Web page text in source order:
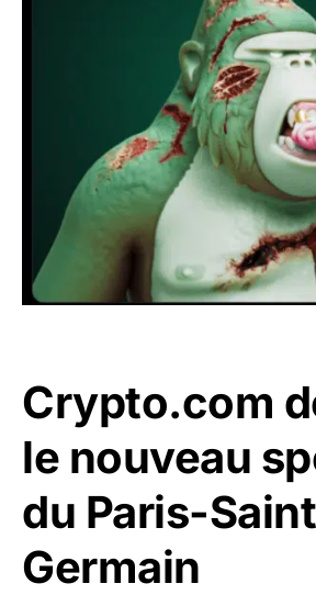
Crypto.com
le nouveau
du Paris-
Germain